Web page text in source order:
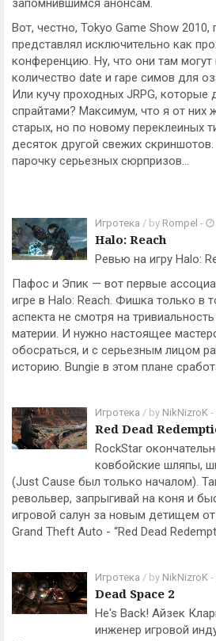
запомнившимся анонсам.
Вот, честно, Tokyo Game Show 2010,
представлял исключительно как
конференцию. Ну, что они там могут
количество date и rape симов для
Или кучу проходных JRPG, которые
спрайтами? Максимум, что я от них
старых, но по новому переклеиных
десяток другой свежих
парочку серьезных сюрпризов...
Игротека / by Rompel -
Halo: Reach
Ревью на игру Halo:
Пафос и Эпик — вот первые
игре в Halo: Reach. Фишка только в
аспекта не смотря на
материи. И нужно настоящее
обосраться, и с серьезным лицом
историю. Bungie в этом плане
Игротека / by NikNizroK -
Red Dead
RockStar
ковбойские шляпы,
(Just Cause был только началом).
револьвер, запрыгивай на коня и
игровой салун за новым детищем
Grand Theft Auto - “Red Dead
Игротека / by NikNizroK -
Dead Space 2
He's Back! Айзек
инженер игровой